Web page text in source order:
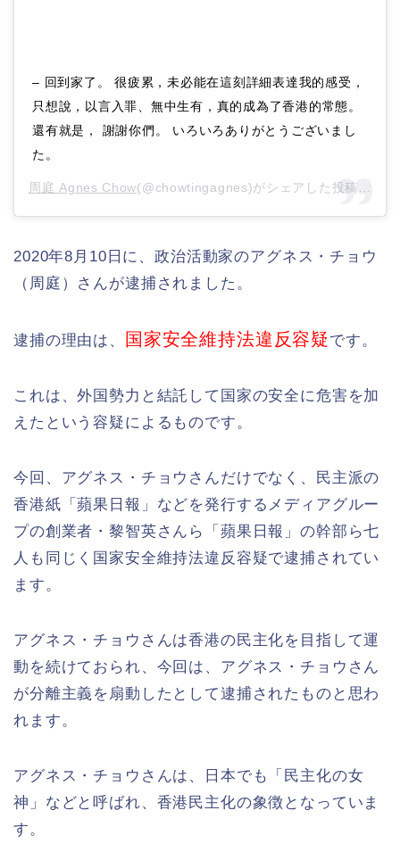
– 回到家了。 很疲累，未必能在這刻詳細表達我的感受，
只想說，以言入罪、無中生有，真的成為了香港的常態。
還有就是， 謝謝你們。 いろいろありがとうございまし
た。
周庭 Agnes Chow(@chowtingagnes)がシェアした投稿 –
2020年8月10日に、政治活動家のアグネス・チョウ
（周庭）さんが逮捕されました。
逮捕の理由は、 国家安全維持法違反容疑です。
これは、外国勢力と結託して国家の安全に危害を加
えたという容疑によるものです。
今回、アグネス・チョウさんだけでなく、民主派の
香港紙「蘋果日報」などを発行するメディアグルー
プの創業者・黎智英さんら「蘋果日報」の幹部ら七
人も同じく国家安全維持法違反容疑で逮捕されてい
ます。
アグネス・チョウさんは香港の民主化を目指して運
動を続けておられ、今回は、アグネス・チョウさん
が分離主義を扇動したとして逮捕されたものと思わ
れます。
アグネス・チョウさんは、日本でも「民主化の女
神」などと呼ばれ、香港民主化の象徴となっていま
す。